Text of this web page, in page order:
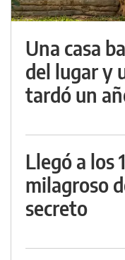
Una casa
del lugar y
tardó un
Llegó a los
milagroso
secreto